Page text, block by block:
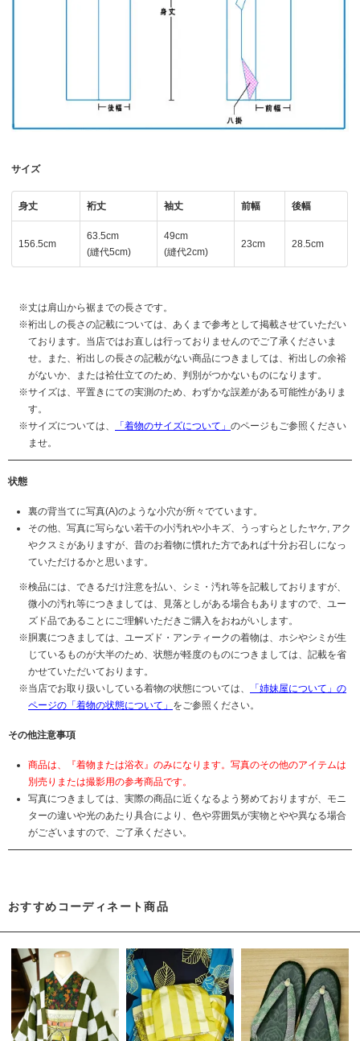
サイズ
身丈 裄丈 袖丈 前幅 後幅
156.5cm
63.5cm
(縫代5cm)
49cm
(縫代2cm)
23cm 28.5cm
丈は肩山から裾までの長さです。
裄出しの長さの記載については、あくまで参考として掲載させていただい
ております。当店ではお直しは行っておりませんのでご了承くださいま
せ。また、裄出しの長さの記載がない商品につきましては、裄出しの余裕
がないか、または袷仕立てのため、判別がつかないものになります。
サイズは、平置きにての実測のため、わずかな誤差がある可能性がありま
す。
サイズについては、
「着物のサイズについて」 のページもご参照ください
ませ。
状態
裏の背当てに写真(A)のような小穴が所々でています。
その他、写真に写らない若干の小汚れや小キズ、うっすらとしたヤケ, アク
やクスミがありますが、昔のお着物に慣れた方であれば十分お召しになっ
ていただけるかと思います。
検品には、できるだけ注意を払い、シミ・汚れ等を記載しておりますが、
微小の汚れ等につきましては、見落としがある場合もありますので、ユー
ズド品であることにご理解いただきご購入をおねがいします。
胴裏につきましては、ユーズド・アンティークの着物は、ホシやシミが生
じているものが大半のため、状態が軽度のものにつきましては、記載を省
かせていただいております。
当店でお取り扱いしている着物の状態については、
「姉妹屋について」の
ページの「着物の状態について」 をご参照ください。
その他注意事項
商品は、『着物または浴衣』のみになります。写真のその他のアイテムは
別売りまたは撮影用の参考商品です。
写真につきましては、実際の商品に近くなるよう努めておりますが、モニ
ターの違いや光のあたり具合により、色や雰囲気が実物とやや異なる場合
がございますので、ご了承ください。
おすすめコーディネート商品